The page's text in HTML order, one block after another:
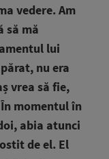
vedere. Am
să mă
lui
nu era
vrea să fie,
momentul în
abia atunci
de el. El